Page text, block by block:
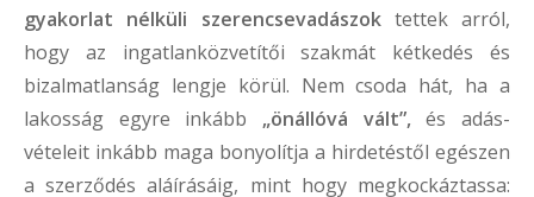
gyakorlat nélküli szerencsevadászoktettek arról,
hogy az ingatlanközvetítői szakmát kétkedés és
bizalmatlanság lengje körül. Nem csoda hát, ha a
lakosság egyre inkább „önállóvá vált”,és adás-
vételeit inkább maga bonyolítja a hirdetéstől egészen
a szerződés aláírásáig, mint hogy megkockáztassa: